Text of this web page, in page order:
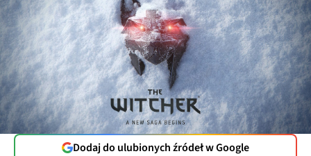
Dodaj do ulubionych źródeł w Google